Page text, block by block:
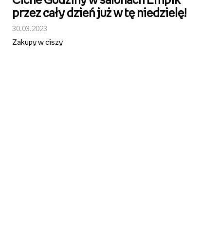
przez cały dzień już w tę niedzielę!
30.03.2023
Zakupy w ciszy